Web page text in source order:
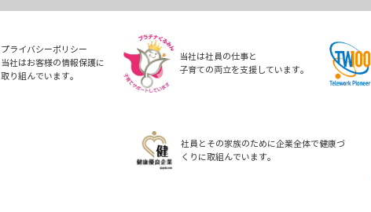
プライバシーポリシー
当社はお客様の情報保護に
取り組んでいます。
当社は社員の仕事と
子育ての両立を支援しています。
社員とその家族のために企業全体で健康づ
くりに取組んでいます。